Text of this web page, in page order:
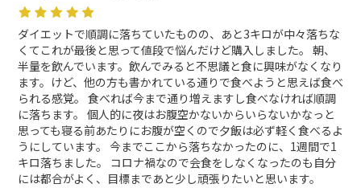
ダイエットで順調に落ちていたものの、あと3キロが中々落ちな
くてこれが最後と思って値段で悩んだけど購入しました。 朝、
半量を飲んでいます。飲んでみると不思議と食に興味がなくなり
ます。けど、他の方も書かれている通りで食べようと思えば食べ
られる感覚。 食べれば今まで通り増えますし食べなければ順調
に落ちます。 個人的に夜はお腹空かないからいらないかなっと
思っても寝る前あたりにお腹が空くので夕飯は必ず軽く食べるよ
うにしています。 今までここから落ちなかったのに、1週間で1
キロ落ちました。 コロナ禍なので会食をしなくなったのも自分
には都合がよく、目標まであと少し頑張りたいと思います。